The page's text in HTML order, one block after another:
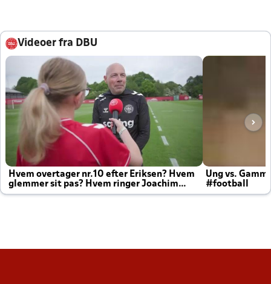
Videoer fra DBU
Hvem overtager nr.10 efter Eriksen? Hvem
glemmer sit pas? Hvem ringer Joachim
altid til efter kampe?
Ung vs.
#football